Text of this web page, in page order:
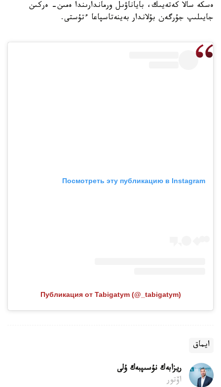
ەسكە سالا كەتەيىك، باياناۋىل ورماندارىندا ەمىن- ەركىن
جايىلىپ جۇرگەن بۇلاندار بەينەتاسپاعا ءتۇستى.
Посмотреть эту публикацию в Instagram
Публикация от Tabigatym (@_tabigatym)
ايماق
ريزابەك نۇسىپبەك ۇلى
اۆتور